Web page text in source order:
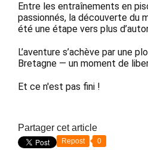
Entre les entraînements en
passionnés, la découverte du
été une étape vers plus
L’aventure s’achève par une
Bretagne — un moment de
Et ce n'est pas fini !
Partager cet article
Repost 0